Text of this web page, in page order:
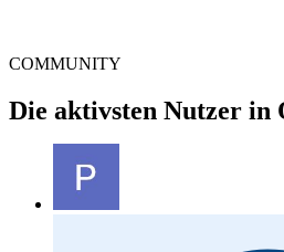
COMMUNITY
Die aktivsten Nutzer in